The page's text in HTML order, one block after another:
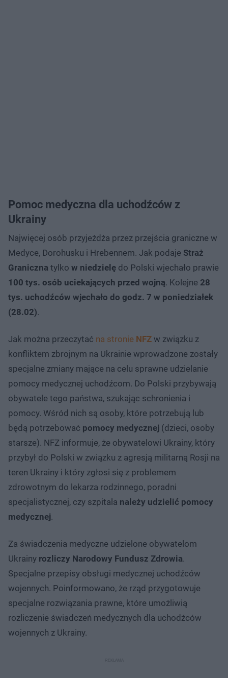
Pomoc medyczna dla uchodźców z
Ukrainy
Najwięcej osób przyjeżdża przez przejścia graniczne w
Medyce, Dorohusku i Hrebennem. Jak podaje Straż
Graniczna tylko w niedzielę do Polski wjechało prawie
100 tys. osób uciekających przed wojną. Kolejne 28
tys. uchodźców wjechało do godz. 7 w poniedziałek
(28.02).
Jak można przeczytać na stronie NFZ w związku z
konfliktem zbrojnym na Ukrainie wprowadzone zostały
specjalne zmiany mające na celu sprawne udzielanie
pomocy medycznej uchodźcom. Do Polski przybywają
obywatele tego państwa, szukając schronienia i
pomocy. Wśród nich są osoby, które potrzebują lub
będą potrzebować pomocy medycznej (dzieci, osoby
starsze). NFZ informuje, że obywatelowi Ukrainy, który
przybył do Polski w związku z agresją militarną Rosji na
teren Ukrainy i który zgłosi się z problemem
zdrowotnym do lekarza rodzinnego, poradni
specjalistycznej, czy szpitala należy udzielić pomocy
medycznej.
Za świadczenia medyczne udzielone obywatelom
Ukrainy rozliczy Narodowy Fundusz Zdrowia.
Specjalne przepisy obsługi medycznej uchodźców
wojennych. Poinformowano, że rząd przygotowuje
specjalne rozwiązania prawne, które umożliwią
rozliczenie świadczeń medycznych dla uchodźców
wojennych z Ukrainy.